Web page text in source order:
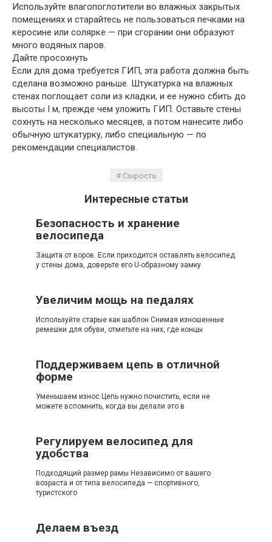
Используйте влагопоглотители во влажных закрытых
помещениях и старайтесь не пользоваться печками на
керосине или солярке — при сгорании они образуют
много водяных паров.
Дайте просохнуть
Если для дома требуется ГИП, эта работа должна быть
сделана возможно раньше. Штукатурка на влажных
стенах поглощает соли из кладки, и ее нужно сбить до
высоты I м, прежде чем уложить ГИП. Оставьте стены
сохнуть на несколько месяцев, а потом нанесите либо
обычную штукатурку, либо специальную — по
рекомендации специалистов.
Сырость
Интересные статьи
Безопасность и хранение
велосипеда
Защита от воров. Если приходится оставлять велосипед
у стены дома, доверьте его U-образному замку
Увеличим мощь на педалях
Используйте старые как шаблон Снимая изношенные
ремешки для обуви, отметьте на них, где концы
Поддерживаем цепь в отличной
форме
Уменьшаем износ Цепь нужно почистить, если не
можете вспомнить, когда вы делали это в
Регулируем велосипед для
удобства
Подходящий размер рамы Независимо от вашего
возраста и от типа велосипеда — спортивного,
туристского
Делаем въезд